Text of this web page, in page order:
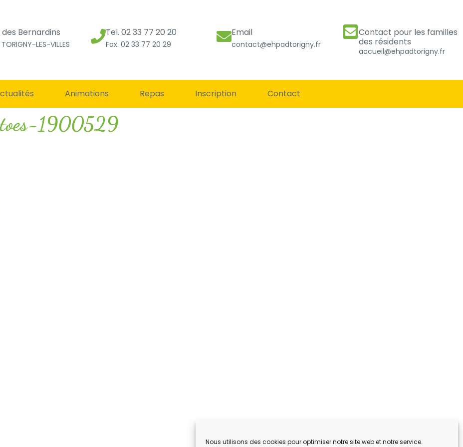
Nous utilisons des cookies pour optimiser notre site web et notre service.
des Bernardins
LES-VILLES
Tel. 02 33 77 20 20
Fax. 02 33 77 20 29
Email
contact@ehpadtorigny.fr
Contact pour les familles
des résidents
accueil@ehpadtorigny.fr
Animations Repas Inscription Contact
1900529